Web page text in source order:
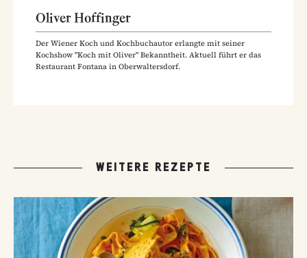
Oliver Hoffinger
Der Wiener Koch und Kochbuchautor erlangte mit seiner
Kochshow "Koch mit Oliver" Bekanntheit. Aktuell führt er das
Restaurant Fontana in Oberwaltersdorf.
WEITERE REZEPTE